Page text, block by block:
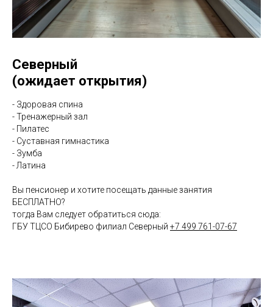
Северный
(ожидает открытия)
- Здоровая спина
- Тренажерный зал
- Пилатес
- Суставная гимнастика
- Зумба
- Латина
Вы пенсионер и хотите посещать данные занятия
БЕСПЛАТНО?
тогда Вам следует обратиться сюда:
ГБУ ТЦСО Бибирево филиал Северный +7 499 761-07-67